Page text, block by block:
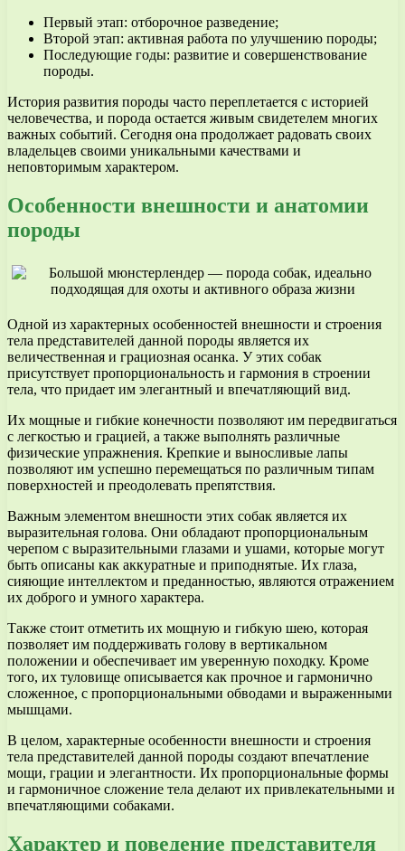
Первый этап: отборочное разведение;
Второй этап: активная работа по улучшению породы;
Последующие годы: развитие и совершенствование
породы.
История развития породы часто переплетается с историей
человечества, и порода остается живым свидетелем многих
важных событий. Сегодня она продолжает радовать своих
владельцев своими уникальными качествами и
неповторимым характером.
Особенности внешности и анатомии
породы
Одной из характерных особенностей внешности и строения
тела представителей данной породы является их
величественная и грациозная осанка. У этих собак
присутствует пропорциональность и гармония в строении
тела, что придает им элегантный и впечатляющий вид.
Их мощные и гибкие конечности позволяют им передвигаться
с легкостью и грацией, а также выполнять различные
физические упражнения. Крепкие и выносливые лапы
позволяют им успешно перемещаться по различным типам
поверхностей и преодолевать препятствия.
Важным элементом внешности этих собак является их
выразительная голова. Они обладают пропорциональным
черепом с выразительными глазами и ушами, которые могут
быть описаны как аккуратные и приподнятые. Их глаза,
сияющие интеллектом и преданностью, являются отражением
их доброго и умного характера.
Также стоит отметить их мощную и гибкую шею, которая
позволяет им поддерживать голову в вертикальном
положении и обеспечивает им уверенную походку. Кроме
того, их туловище описывается как прочное и гармонично
сложенное, с пропорциональными обводами и выраженными
мышцами.
В целом, характерные особенности внешности и строения
тела представителей данной породы создают впечатление
мощи, грации и элегантности. Их пропорциональные формы
и гармоничное сложение тела делают их привлекательными и
впечатляющими собаками.
Характер и поведение представителя